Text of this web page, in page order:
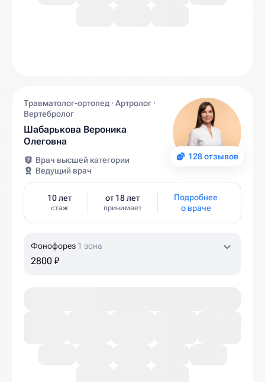
128 отзывов
Травматолог-ортопед · Артролог ·
Вертебролог
Шабарькова Вероника
Олеговна
Врач высшей категории
Ведущий врач
10 лет
стаж
от 18 лет
принимает
Подробнее
о враче
Фонофорез 1 зона
2800 ₽